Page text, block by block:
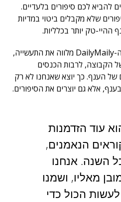
להביא לכם סיפורים בלעדיים.
שלא מקבלים ביטוי במדיות
ההיי-טק יותר בכלליות.
כחלק מאנשים ומחשבים, גם ה-DailyMaily מלווה את התעשייה,
הקבוצה, לרבות הכנסים
של הענף. כך יוצא שאנחנו לא רק
אלא גם יוצרים את הסיפורים.
ה-8,000 הוא עוד הזדמנות
הנאמנים,
השנה. אנחנו
מאליו, ושמנו
הכול כדי